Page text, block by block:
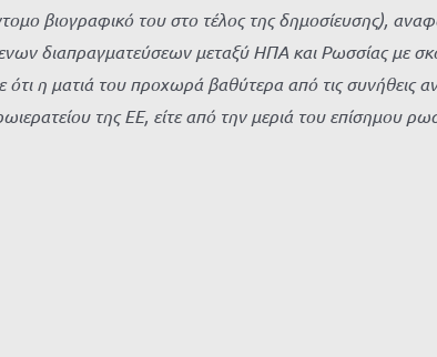
βιογραφικό του στο τέλος της δημοσίευσης),
διαπραγματεύσεων μεταξύ ΗΠΑ και Ρωσσίας με
η ματιά του προχωρά βαθύτερα από τις συνήθεις
της ΕΕ, είτε από την μεριά του επίσημου